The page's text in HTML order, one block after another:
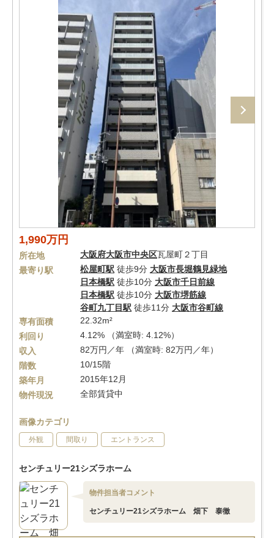
1,990万円
所在地 大阪府大阪市中央区瓦屋町２丁目
最寄り駅
松屋町駅 徒歩9分 大阪市長堀鶴見緑地
日本橋駅 徒歩10分 大阪市千日前線
日本橋駅 徒歩10分 大阪市堺筋線
谷町九丁目駅 徒歩11分 大阪市谷町線
専有面積
22.32m²
利回り
4.12% （満室時: 4.12%）
収入
82万円／年 （満室時: 82万円／年）
階数
10/15階
築年月
2015年12月
物件現況
全部賃貸中
画像カテゴリ
外観 間取り エントランス
センチュリー21シズラホーム
物件担当者コメント
センチュリー21シズラホーム 畑下 泰徹